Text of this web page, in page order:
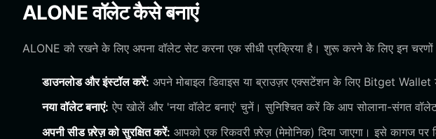
ALONE वॉलेट कैसे बनाएं
ALONE को रखने के लिए अपना वॉलेट सेट करना एक सीधी प्रक्रिया है। शुरू करने के लिए इन
डाउनलोड और इंस्टॉल करें: अपने मोबाइल डिवाइस या ब्राउज़र एक्सटेंशन के लिए Bitget
नया वॉलेट बनाएं: ऐप खोलें और 'नया वॉलेट बनाएं' चुनें। सुनिश्चित करें कि आप सोलाना-संगत वॉलेट
अपनी सीड फ़्रेज़ को सुरक्षित करें: आपको एक रिकवरी फ़्रेज़ (मेमोनिक) दिया जाएगा। इसे कागज